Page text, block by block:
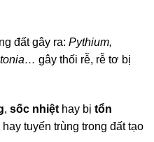
đất gây ra: Pythium,
gây thối rễ, rễ tơ bị
, sốc nhiệt hay bị tổn
tuyến trùng trong đất tạo